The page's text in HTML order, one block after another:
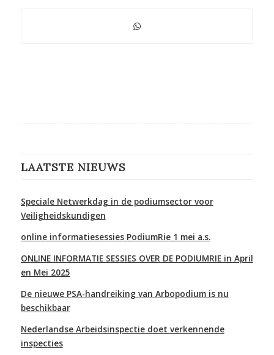
LAATSTE NIEUWS
Speciale Netwerkdag in de podiumsector voor
Veiligheidskundigen
online informatiesessies PodiumRie 1 mei a.s.
ONLINE INFORMATIE SESSIES OVER DE PODIUMRIE in April
en Mei 2025
De nieuwe PSA-handreiking van Arbopodium is nu
beschikbaar
Nederlandse Arbeidsinspectie doet verkennende
inspecties